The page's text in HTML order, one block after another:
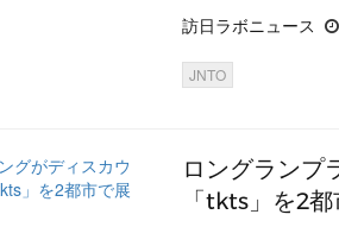
訪日ラボニュース
JNTO
ロングランプ
「tkts」を2